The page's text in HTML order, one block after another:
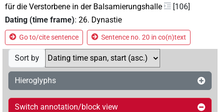
für die Verstorbene in der Balsamierungshalle
[106]
Dating (time frame): 26. Dynastie
Go to/cite sentence Sentence no. 20 in co(n)text
Sort by
Hieroglyphs
Switch annotation/block view